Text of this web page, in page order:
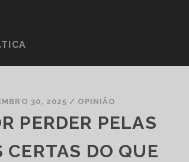
30, 2025 / OPINIÃO
PERDER PELAS
CERTAS DO QUE